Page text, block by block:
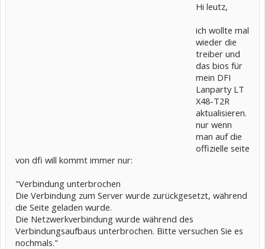
Hi leutz,
ich wollte mal
wieder die
treiber und
das bios für
mein DFI
Lanparty LT
X48-T2R
aktualisieren.
nur wenn
man auf die
offizielle seite
von dfi will kommt immer nur:
"Verbindung unterbrochen
Die Verbindung zum Server wurde zurückgesetzt, während
die Seite geladen wurde.
Die Netzwerkverbindung wurde während des
Verbindungsaufbaus unterbrochen. Bitte versuchen Sie es
nochmals."